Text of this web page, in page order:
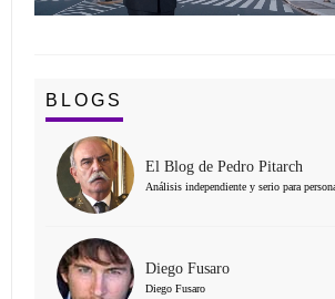
BLOGS
El Blog de Pedro Pitarch
Análisis independiente y serio para
Diego Fusaro
Diego Fusaro